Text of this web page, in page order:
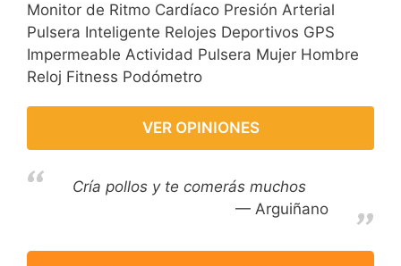
Monitor de Ritmo Cardíaco Presión Arterial
Pulsera Inteligente Relojes Deportivos GPS
Impermeable Actividad Pulsera Mujer Hombre
Reloj Fitness Podómetro
VER OPINIONES
Cría pollos y te comerás muchos
Arguiñano